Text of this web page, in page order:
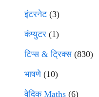
इंटरनेट(3)
कंप्युटर (1)
टिप्स & ट्रिक्स(830)
भाषणे(10)
वेदिक Maths (6)